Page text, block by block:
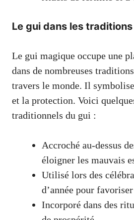
Le gui dans les
Le gui magique occupe une
dans de nombreuses
travers le monde. Il
et la protection. Voici
traditionnels du gui :
Accroché au-dessus
éloigner les mauvais
Utilisé lors des
d’année pour
Incorporé dans des